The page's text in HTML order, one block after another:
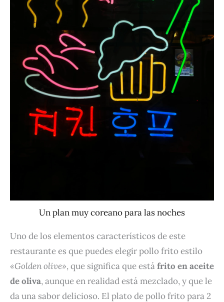
Un plan muy coreano para las noches
Uno de los elementos característicos de este
restaurante es que puedes elegir pollo frito estilo
«Golden olive», que significa que estáfrito en aceite
de oliva, aunque en realidad está mezclado, y que le
da una sabor delicioso. El plato de pollo frito para 2